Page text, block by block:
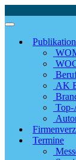
AK
Termine